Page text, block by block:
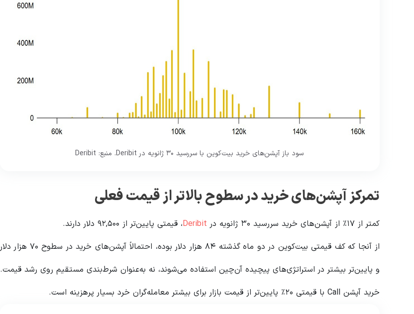
سود باز آپشن‌های خرید بیت‌کوین با سررسید ۳۰ ژانویه در Deribit. منبع: Deribit
تمرکز آپشن‌های خرید در سطوح بالاتر از قیمت فعلی
کمتر از ۱۷٪ از آپشن‌های خرید سررسید ۳۰ ژانویه در Deribit، قیمتی پایین‌تر از ۹۲,۵۰۰ دلار دارند.
از آنجا که کف قیمتی بیت‌کوین در دو ماه گذشته ۸۴ هزار دلار بوده، احتمالاً آپشن‌های خرید در سطوح ۷۰ هزار دلار
و پایین‌تر بیشتر در استراتژی‌های پیچیده آن‌چین استفاده می‌شوند، نه به‌عنوان شرط‌بندی مستقیم روی رشد قیمت.
خرید آپشن Call با قیمتی ۲۰٪ پایین‌تر از قیمت بازار برای بیشتر معامله‌گران خرد بسیار پرهزینه است.